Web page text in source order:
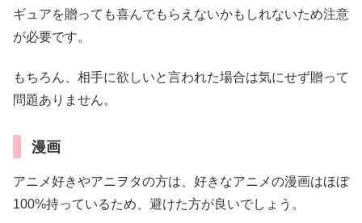
ギュアを贈っても喜んでもらえないかもしれないため注意
が必要です。
もちろん、相手に欲しいと言われた場合は気にせず贈って
問題ありません。
漫画
アニメ好きやアニヲタの方は、好きなアニメの漫画はほぼ
100%持っているため、避けた方が良いでしょう。